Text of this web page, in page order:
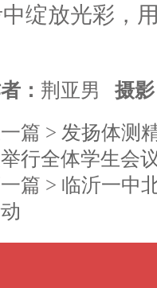
绽放光彩，
： 荆亚男摄
一篇 > 发扬体测
行全体学生会
篇 > 临沂一中